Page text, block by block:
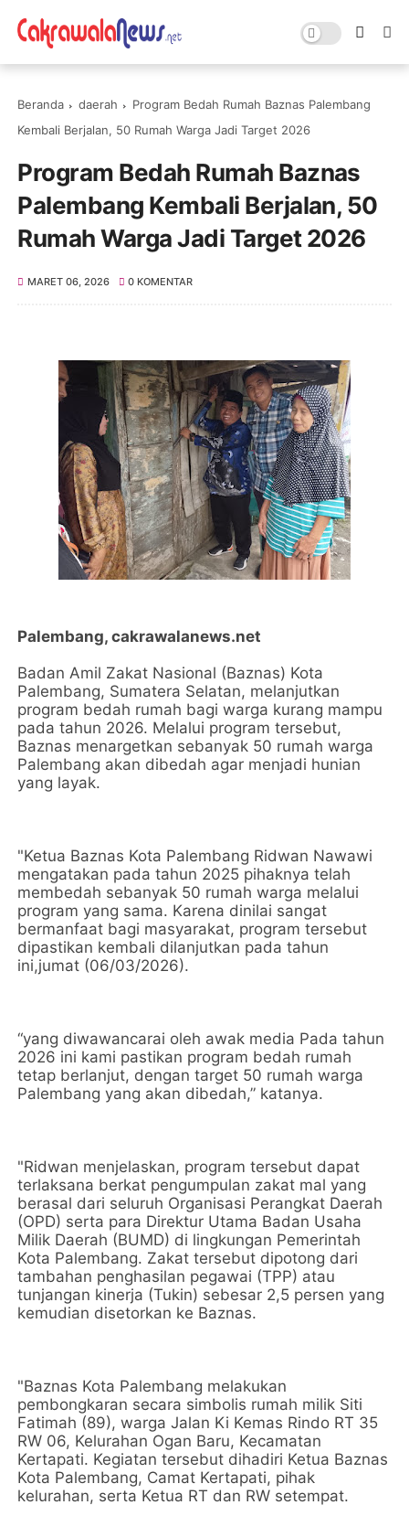
Beranda daerah
Program Bedah Rumah Baznas Palembang
Kembali Berjalan, 50 Rumah Warga Jadi Target 2026
Program Bedah Rumah Baznas
Palembang Kembali Berjalan, 50
Rumah Warga Jadi Target 2026
MARET 06, 2026 0 KOMENTAR
Palembang, cakrawalanews.net
Badan Amil Zakat Nasional (Baznas) Kota
Palembang, Sumatera Selatan, melanjutkan
program bedah rumah bagi warga kurang mampu
pada tahun 2026. Melalui program tersebut,
Baznas menargetkan sebanyak 50 rumah warga
Palembang akan dibedah agar menjadi hunian
yang layak.
"Ketua Baznas Kota Palembang Ridwan Nawawi
mengatakan pada tahun 2025 pihaknya telah
membedah sebanyak 50 rumah warga melalui
program yang sama. Karena dinilai sangat
bermanfaat bagi masyarakat, program tersebut
dipastikan kembali dilanjutkan pada tahun
ini,jumat (06/03/2026).
“yang diwawancarai oleh awak media Pada tahun
2026 ini kami pastikan program bedah rumah
tetap berlanjut, dengan target 50 rumah warga
Palembang yang akan dibedah,” katanya.
"Ridwan menjelaskan, program tersebut dapat
terlaksana berkat pengumpulan zakat mal yang
berasal dari seluruh Organisasi Perangkat Daerah
(OPD) serta para Direktur Utama Badan Usaha
Milik Daerah (BUMD) di lingkungan Pemerintah
Kota Palembang. Zakat tersebut dipotong dari
tambahan penghasilan pegawai (TPP) atau
tunjangan kinerja (Tukin) sebesar 2,5 persen yang
kemudian disetorkan ke Baznas.
"Baznas Kota Palembang melakukan
pembongkaran secara simbolis rumah milik Siti
Fatimah (89), warga Jalan Ki Kemas Rindo RT 35
RW 06, Kelurahan Ogan Baru, Kecamatan
Kertapati. Kegiatan tersebut dihadiri Ketua Baznas
Kota Palembang, Camat Kertapati, pihak
kelurahan, serta Ketua RT dan RW setempat.